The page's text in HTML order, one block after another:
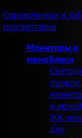
Справочники и
соответствия
Мониторы и
моноблоки
панели
и
ЖК-
для